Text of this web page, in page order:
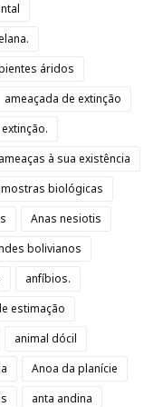
áridos
ameaçada de extinção
ameaças à sua existência
biológicas
Anas nesiotis
bolivianos
anfíbios.
estimação
animal dócil
Anoa da planície
anta andina